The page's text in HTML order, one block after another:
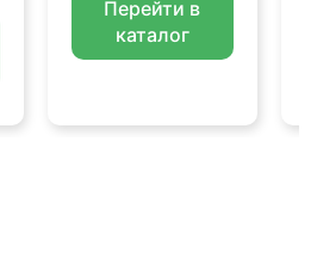
Перейти в
каталог